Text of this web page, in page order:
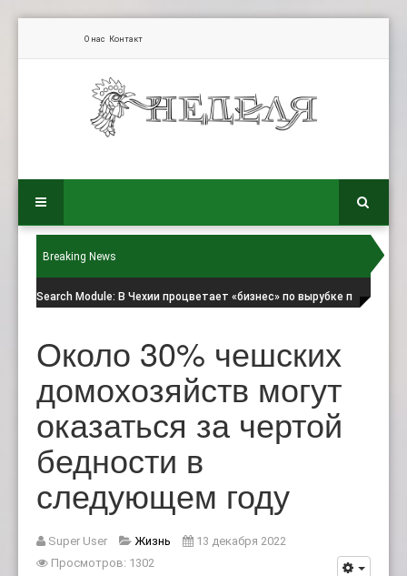
О нас Контакт
Breaking News
Search Module: В Чехии процветает «бизнес» по вырубке п
Около 30% чешских
домохозяйств могут
оказаться за чертой
бедности в
следующем году
Super User Жизнь
13 декабря 2022
Просмотров: 1302